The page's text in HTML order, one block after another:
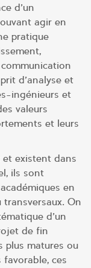
d’un
agir en
pratique
d’analyse et
ingénieurs et
valeurs
et leurs
existent dans
ils sont
en
On
d’un
de fin
plus matures ou
ces